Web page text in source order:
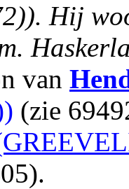
Hij
van
(zie